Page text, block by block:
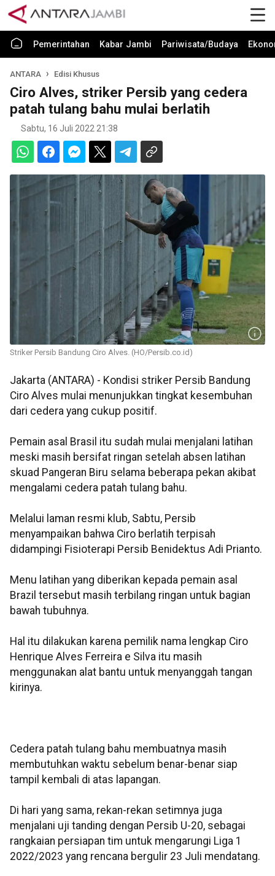
Pemerintahan Kabar Jambi Pariwisata/Budaya
ANTARA Edisi Khusus
Ciro Alves, striker Persib yang cedera
patah tulang bahu mulai berlatih
Sabtu, 16 Juli 2022 21:38
Striker Persib Bandung Ciro Alves. (HO/Persib.co.id)
Jakarta (ANTARA) - Kondisi striker Persib Bandung
Ciro Alves mulai menunjukkan tingkat kesembuhan
dari cedera yang cukup positif.
Pemain asal Brasil itu sudah mulai menjalani latihan
meski masih bersifat ringan setelah absen latihan
skuad Pangeran Biru selama beberapa pekan akibat
mengalami cedera patah tulang bahu.
Melalui laman resmi klub, Sabtu, Persib
menyampaikan bahwa Ciro berlatih terpisah
didampingi Fisioterapi Persib Benidektus Adi Prianto.
Menu latihan yang diberikan kepada pemain asal
Brazil tersebut masih terbilang ringan untuk bagian
bawah tubuhnya.
Hal itu dilakukan karena pemilik nama lengkap Ciro
Henrique Alves Ferreira e Silva itu masih
menggunakan alat bantu untuk menyanggah tangan
kirinya.
Cedera patah tulang bahu membuatnya masih
membutuhkan waktu sebelum benar-benar siap
tampil kembali di atas lapangan.
Di hari yang sama, rekan-rekan setimnya juga
menjalani uji tanding dengan Persib U-20, sebagai
rangkaian persiapan tim untuk mengarungi Liga 1
2022/2023 yang rencana bergulir 23 Juli mendatang.